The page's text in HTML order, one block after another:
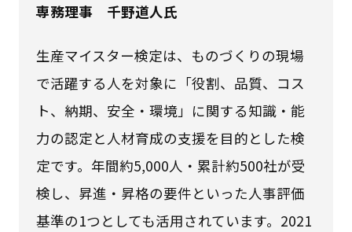
専務理事 千野道人氏
生産マイスター検定は、ものづくりの現場
で活躍する人を対象に「役割、品質、コス
ト、納期、安全・環境」に関する知識・能
力の認定と人材育成の支援を目的とした検
定です。年間約5,000人・累計約500社が受
検し、昇進・昇格の要件といった人事評価
基準の1つとしても活用されています。2021